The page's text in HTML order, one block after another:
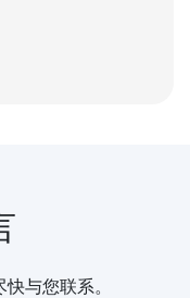
与您联系。